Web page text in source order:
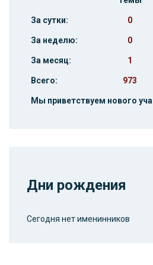
За сутки: 0
За неделю: 0
За месяц: 1
Всего: 973
Мы приветствуем нового
Дни рождения
Сегодня нет именинников